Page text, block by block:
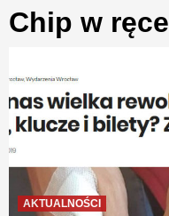
Chip w ręce
AKTUALNOŚCI